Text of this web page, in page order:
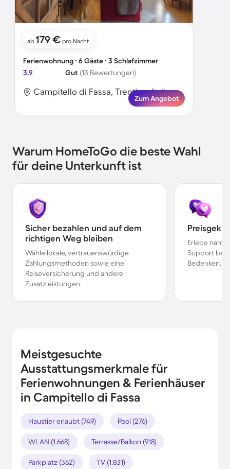
ab 179 € pro Nacht
Ferienwohnung ∙ 6 Gäste ∙ 3 Schlafzimmer
3.9
Gut (13 Bewertungen)
Campitello di Fassa, Trentino, Italien
Zum Angebot
Warum HomeToGo die beste Wahl
für deine Unterkunft ist
Sicher bezahlen und auf dem
richtigen Weg bleiben
Wähle lokale, vertrauenswürdige
Zahlungsmethoden sowie eine
Reiseversicherung und andere
Zusatzleistungen.
Erlebe
Support bei
Bedenken.
Meistgesuchte
Ausstattungsmerkmale für
Ferienwohnungen & Ferienhäuser
in Campitello di Fassa
Haustier erlaubt (749) Pool (276)
WLAN (1.668) Terrasse/Balkon (918)
Parkplatz (362) TV (1.831)